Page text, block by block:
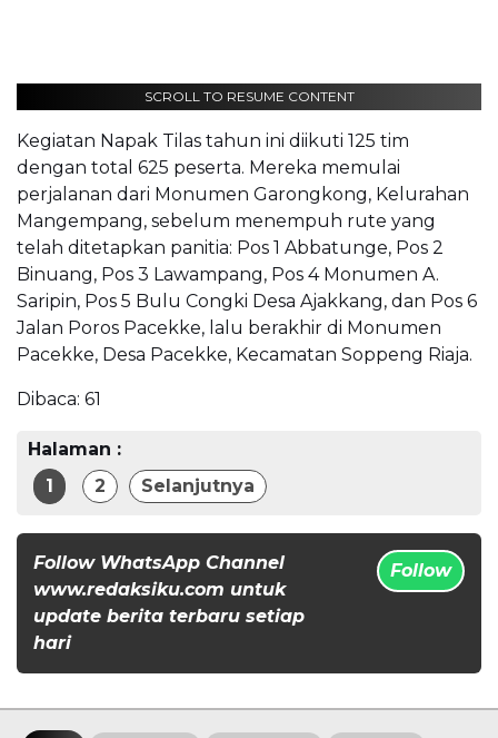
SCROLL TO RESUME CONTENT
Kegiatan Napak Tilas tahun ini diikuti 125 tim
dengan total 625 peserta. Mereka memulai
perjalanan dari Monumen Garongkong, Kelurahan
Mangempang, sebelum menempuh rute yang
telah ditetapkan panitia: Pos 1 Abbatunge, Pos 2
Binuang, Pos 3 Lawampang, Pos 4 Monumen A.
Saripin, Pos 5 Bulu Congki Desa Ajakkang, dan Pos 6
Jalan Poros Pacekke, lalu berakhir di Monumen
Pacekke, Desa Pacekke, Kecamatan Soppeng Riaja.
Dibaca: 61
Halaman :
1
2 Selanjutnya
Follow WhatsApp Channel
www.redaksiku.com untuk
update berita terbaru setiap
hari
Follow